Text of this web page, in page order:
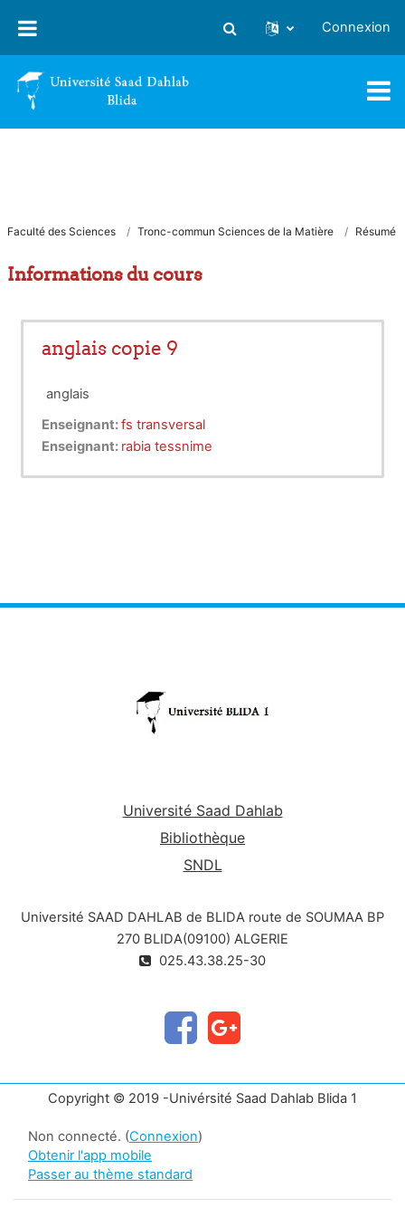
Activer/désactiver la saisie
Connexion
Faculté des Sciences Tronc-commun Sciences de la Matière Résumé
Informations du cours
anglais copie 9
anglais
Enseignant:fs transversal
Enseignant: rabia tessnime
Université Saad Dahlab
Bibliothèque
SNDL
Université SAAD DAHLAB de BLIDA route de SOUMAA BP
270 BLIDA(09100) ALGERIE
025.43.38.25-30
Copyright © 2019 -Univérsité Saad Dahlab Blida 1
Non connecté. (Connexion)
Obtenir l'app mobile
Passer au thème standard